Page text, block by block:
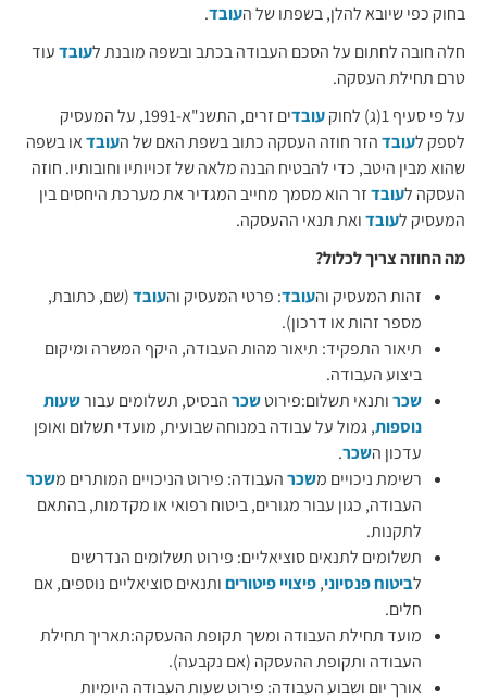
בחוק כפי שיובא להלן, בשפתו של העובד.
חלה חובה לחתום על הסכם העבודה בכתב ובשפה מובנת לעובדעוד
טרם תחילת העסקה.
על פי סעיף 1(ג) לחוק
עובד
ים זרים, התשנ"א-1991, על המעסיק
לספק ל עובדהזר חוזה העסקה כתוב בשפת האם של העובדאו בשפה
שהוא מבין היטב, כדי להבטיח הבנה מלאה של זכויותיו וחובותיו. חוזה
העסקה ל עובדזר הוא מסמך מחייב המגדיר את מערכת היחסים בין
המעסיק ל עובדואת תנאי ההעסקה.
מה החוזה צריך לכלול?
זהות המעסיק והעובד: פרטי המעסיק והעובד(שם, כתובת,
מספר זהות או דרכון).
תיאור התפקיד: תיאור מהות העבודה, היקף המשרה ומיקום
ביצוע העבודה.
שכרותנאי תשלום:פירוטשכרהבסיס, תשלומים עבורשעות
נוספות, גמול על עבודה במנוחה שבועית, מועדי תשלום ואופן
עדכון ה שכר.
רשימת ניכויים מ שכרהעבודה: פירוט הניכויים המותרים מ שכר
העבודה, כגון עבור מגורים, ביטוח רפואי או מקדמות, בהתאם
לתקנות.
תשלומים לתנאים סוציאליים: פירוט תשלומים הנדרשים
ביטוח פנסיוני,פיצויי פיטוריםותנאים סוציאליים נוספים, אם
חלים.
מועד תחילת העבודה ומשך תקופת ההעסקה:תאריך תחילת
העבודה ותקופת ההעסקה (אם נקבעה).
אורך יום ושבוע העבודה: פירוט שעות העבודה היומיות